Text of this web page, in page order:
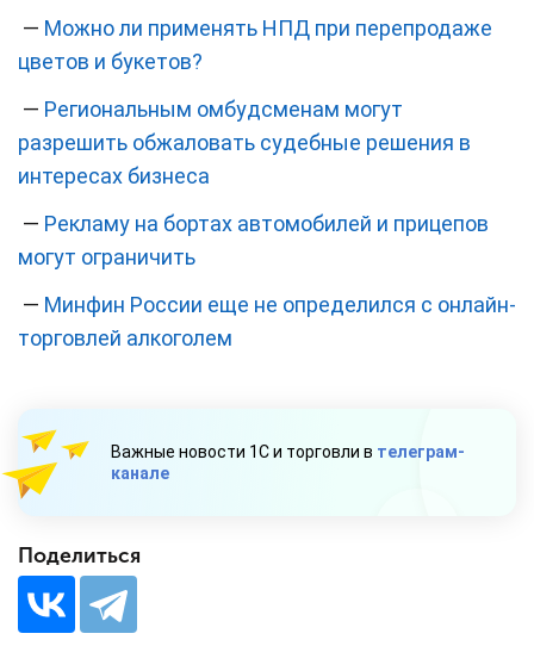
— Можно ли применять НПД при перепродаже
цветов и букетов?
— Региональным омбудсменам могут
разрешить обжаловать судебные решения в
интересах бизнеса
— Рекламу на бортах автомобилей и прицепов
могут ограничить
— Минфин России еще не определился с онлайн-
торговлей алкоголем
Важные новости 1С и торговли в телеграм-
канале
Поделиться